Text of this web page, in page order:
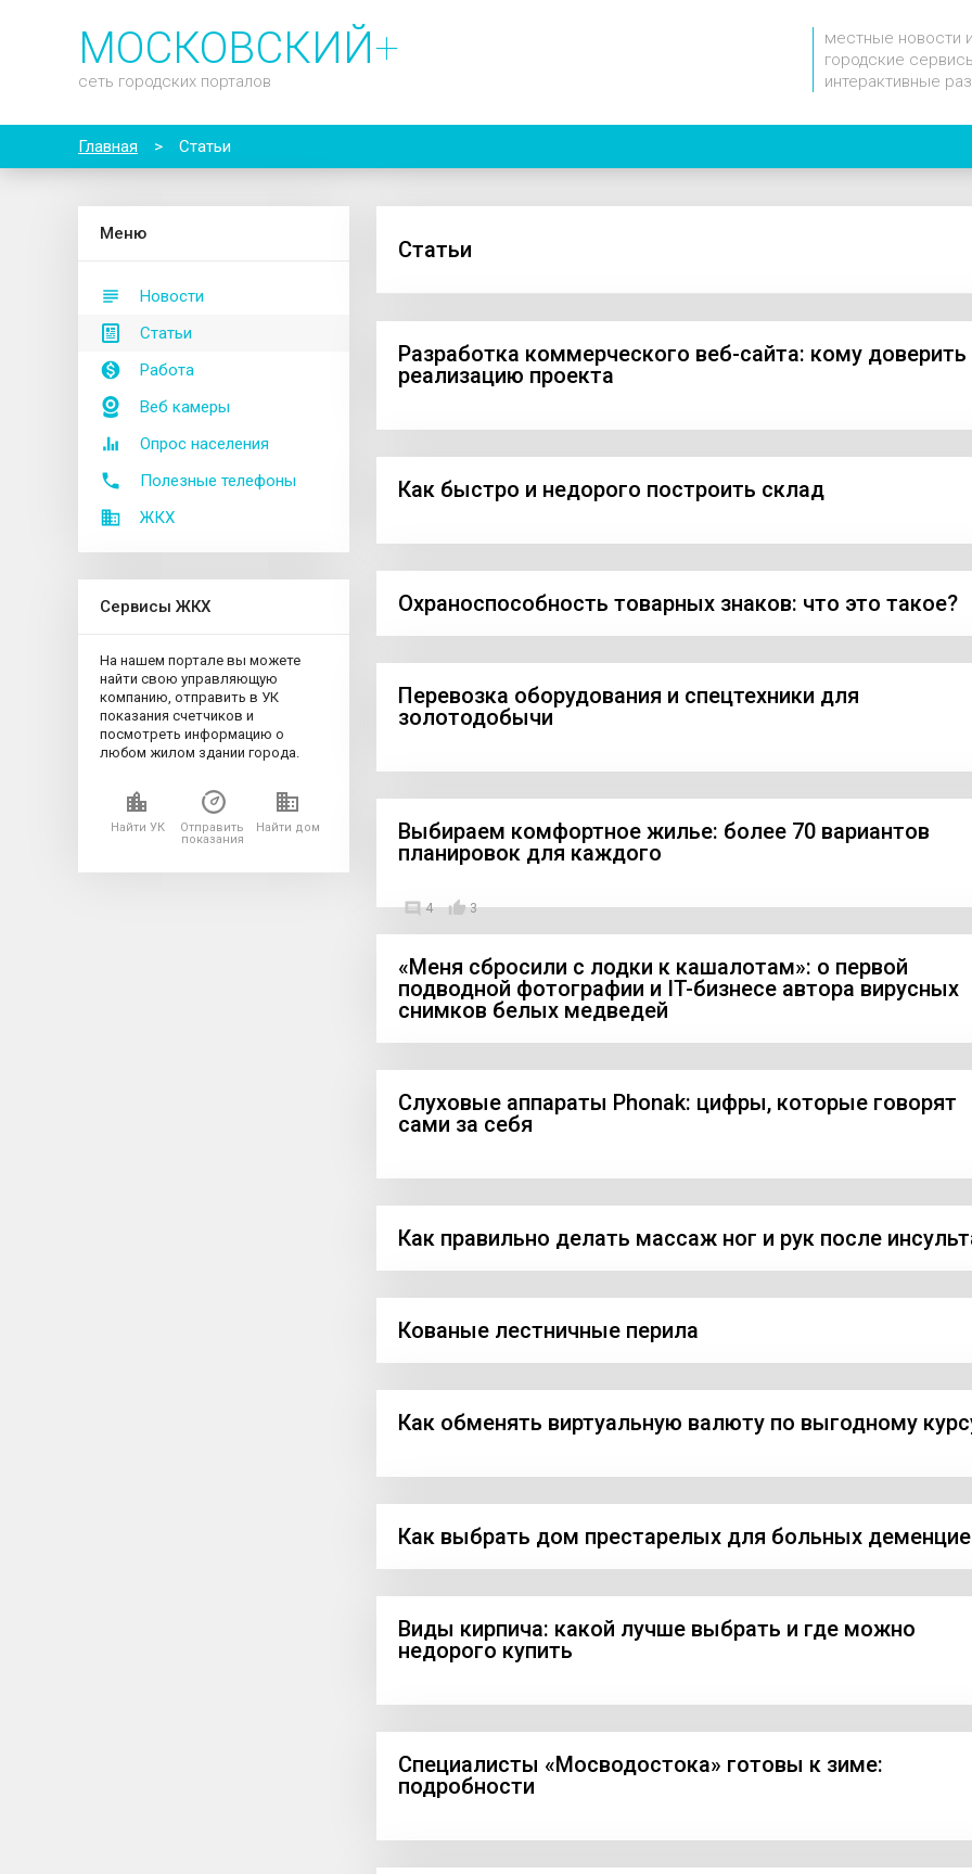
МОСКОВСКИЙ+
сеть городских порталов
местные новости
городские
интерактивные
Главная > Статьи
Меню
Новости
Статьи
Работа
Веб камеры
Опрос населения
Полезные телефоны
ЖКХ
Сервисы ЖКХ
На нашем портале вы можете
найти свою управляющую
компанию, отправить в УК
показания счетчиков и
посмотреть информацию о
любом жилом здании города.
Найти УК
Отправить
показания
Найти дом
Cтатьи
Разработка коммерческого веб-сайта: кому доверить
реализацию проекта
Как быстро и недорого построить склад
Охраноспособность товарных знаков: что это такое?
Перевозка оборудования и спецтехники для
золотодобычи
Выбираем комфортное жилье: более 70 вариантов
планировок для каждого
4 3
«Меня сбросили с лодки к кашалотам»: о первой
подводной фотографии и IT-бизнесе автора вирусных
снимков белых медведей
Слуховые аппараты Phonak: цифры, которые говорят
сами за себя
Как правильно делать массаж ног и рук после
Кованые лестничные перила
Как обменять виртуальную валюту по выгодному
Как выбрать дом престарелых для больных
Виды кирпича: какой лучше выбрать и где можно
недорого купить
Специалисты «Мосводостока» готовы к зиме:
подробности